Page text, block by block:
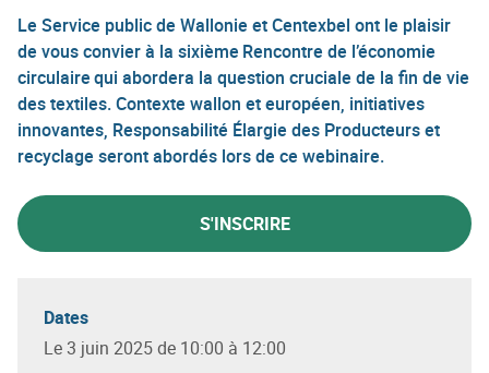
Le Service public de Wallonie et Centexbel ont le plaisir
de vous convier à la sixième Rencontre de l’économie
circulaire qui abordera la question cruciale de la fin de vie
des textiles. Contexte wallon et européen, initiatives
innovantes, Responsabilité Élargie des Producteurs et
recyclage seront abordés lors de ce webinaire.
S'INSCRIRE
Dates
Le 3 juin 2025 de 10:00 à 12:00